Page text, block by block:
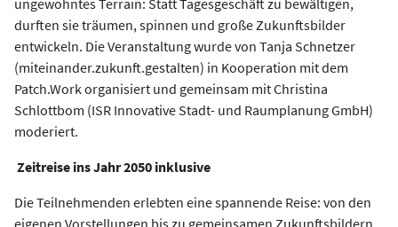
ungewohntes Terrain: Statt Tagesgeschäft zu bewältigen,
durften sie träumen, spinnen und große Zukunftsbilder
entwickeln. Die Veranstaltung wurde von Tanja Schnetzer
(miteinander.zukunft.gestalten) in Kooperation mit dem
Patch.Work organisiert und gemeinsam mit Christina
Schlottbom (ISR Innovative Stadt- und Raumplanung GmbH)
moderiert.
Zeitreise ins Jahr 2050 inklusive
Die Teilnehmenden erlebten eine spannende Reise: von den
eigenen Vorstellungen bis zu gemeinsamen Zukunftsbildern,